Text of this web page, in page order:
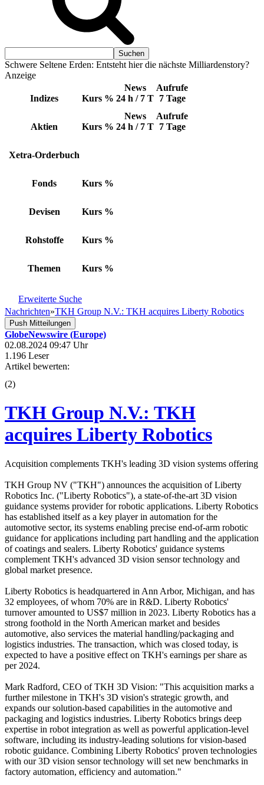
Schwere Seltene Erden: Entsteht hier die nächste Milliardenstory?
Anzeige
Indizes Kurs %
News
24 h / 7 T
Aufrufe
7 Tage
Aktien Kurs %
News
24 h / 7 T
Aufrufe
7 Tage
Xetra-Orderbuch
Fonds Kurs %
Devisen Kurs %
Rohstoffe Kurs %
Themen Kurs %
Erweiterte Suche
Nachrichten»TKH Group N.V.: TKH acquires Liberty Robotics
Push Mitteilungen
GlobeNewswire (Europe)
02.08.2024 09:47 Uhr
1.196 Leser
Artikel bewerten:
(2)
TKH Group N.V.: TKH
acquires Liberty Robotics
Acquisition complements TKH's leading 3D vision systems offering
TKH Group NV ("TKH") announces the acquisition of Liberty
Robotics Inc. ("Liberty Robotics"), a state-of-the-art 3D vision
guidance systems provider for robotic applications. Liberty Robotics
has established itself as a key player in automation for the
automotive sector, its systems enabling precise end-of-arm robotic
guidance for applications including part handling and the application
of coatings and sealers. Liberty Robotics' guidance systems
complement TKH's advanced 3D vision sensor technology and
global market presence.
Liberty Robotics is headquartered in Ann Arbor, Michigan, and has
32 employees, of whom 70% are in R&D. Liberty Robotics'
turnover amounted to US$7 million in 2023. Liberty Robotics has a
strong foothold in the North American market and besides
automotive, also services the material handling/packaging and
logistics industries. The transaction, which was closed today, is
expected to have a positive effect on TKH's earnings per share as
per 2024.
Mark Radford, CEO of TKH 3D Vision: "This acquisition marks a
further milestone in TKH's 3D vision's strategic growth, and
expands our solution-based capabilities in the automotive and
packaging and logistics industries. Liberty Robotics brings deep
expertise in robot integration as well as powerful application-level
software, including its industry-leading solutions for vision-based
robotic guidance. Combining Liberty Robotics' proven technologies
with our 3D vision sensor technology will set new benchmarks in
factory automation, efficiency and automation."